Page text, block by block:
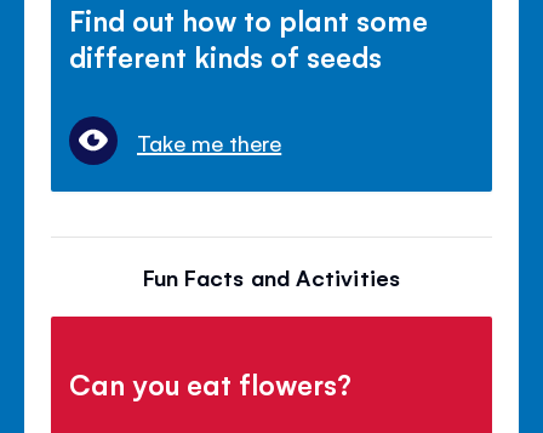
Find out how to plant some
different kinds of seeds
Take me there
Fun Facts and Activities
Can you eat flowers?